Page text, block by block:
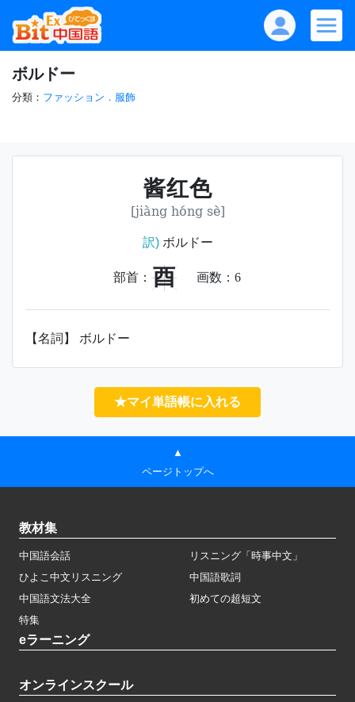
ボルドー
分類： ファッション．服飾
酱红色
[jiàng hóng sè]
訳)ボルドー
部首： 酉 画数： 6
【名詞】 ボルドー
★マイ単語帳に入れる
▲
ページトップへ
教材集
中国語会話
リスニング「時事中文」
ひよこ中文リスニング
中国語歌詞
中国語文法大全
初めての超短文
特集
eラーニング
オンラインスクール